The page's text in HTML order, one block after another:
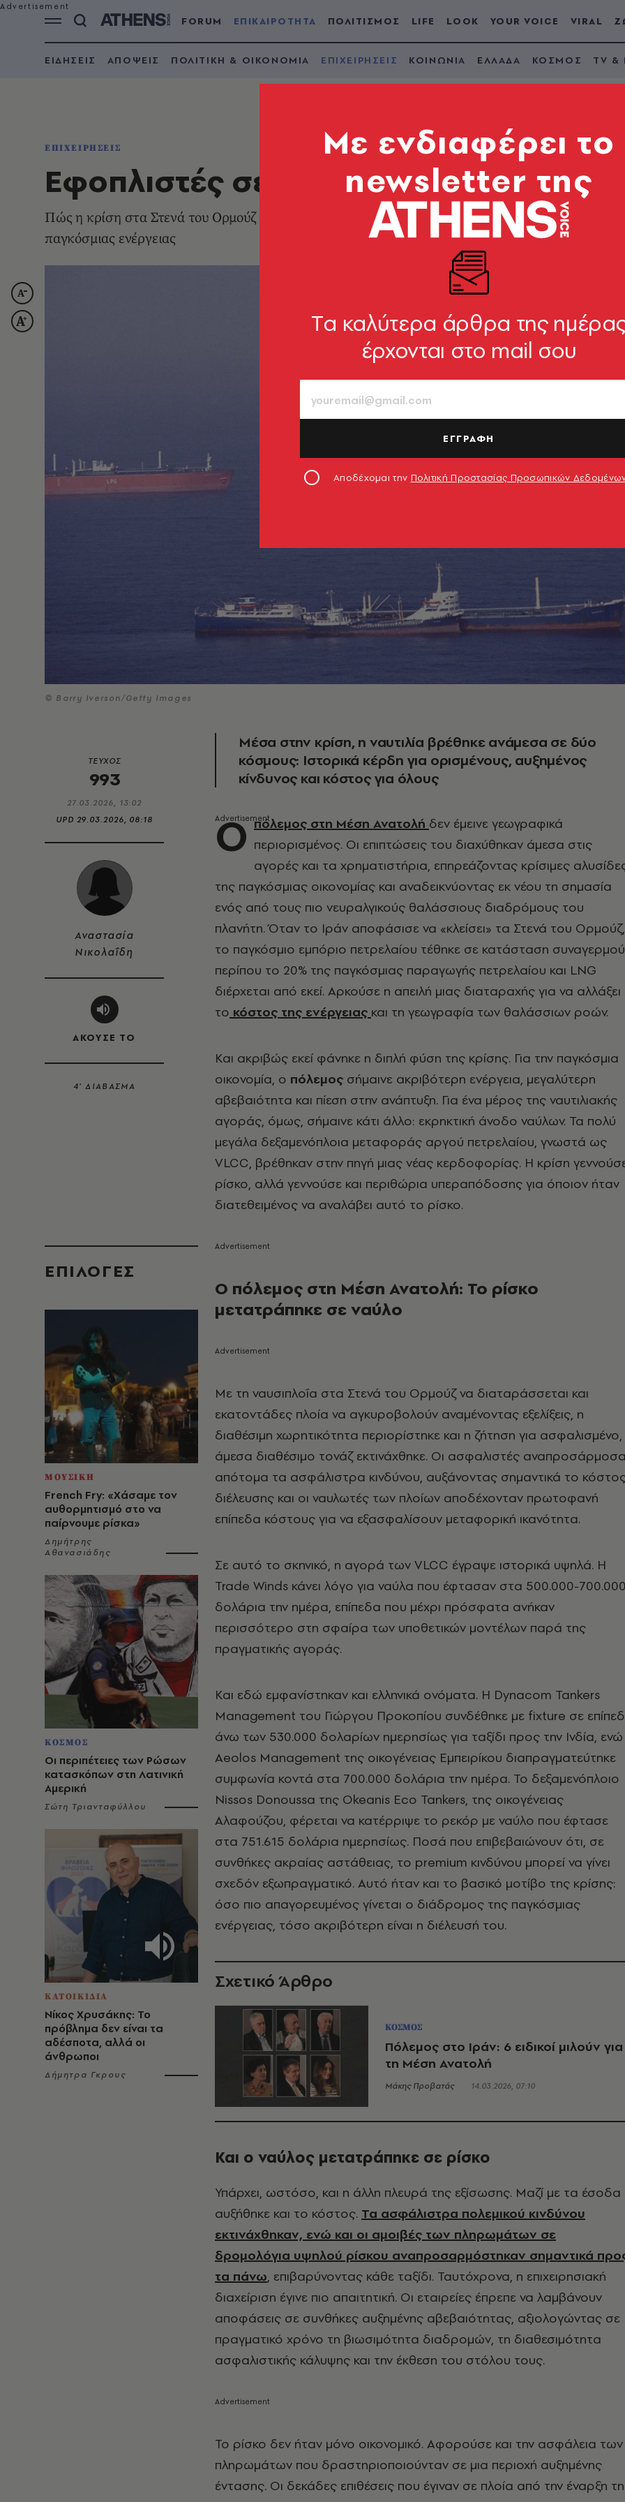
FORUM ΕΠΙΚΑΙΡΟΤΗΤΑ ΠΟΛΙΤΙΣΜΟΣ LIFE LOOK YOUR VOICE VIRAL
ΕΙΔΗΣΕΙΣ ΑΠΟΨΕΙΣ ΠΟΛΙΤΙΚΗ & ΟΙΚΟΝΟΜΙΑ ΕΠΙΧΕΙΡΗΣΕΙΣ ΚΟΙΝΩΝΙΑ ΕΛΛΑΔΑ ΚΟΣΜΟΣ TV &
ΕΠΙΧΕΙΡΗΣΕΙΣ
Εφοπλιστές σε εμπόλεμη ζώνη
Πώς η κρίση στα Στενά του Ορμούζ εκτόξευσε τους ναύλους, αύξησε το ρίσκο και επαναχάραξε
παγκόσμιας ενέργειας
© Barry Iverson/Getty Images
ΤΕΥΧΟΣ
993
27.03.2026, 13:02
UPD 29.03.2026, 08:18
Αναστασία
Νικολαΐδη
ΑΚΟΥΣΕ ΤΟ
4’ ΔΙΑΒΑΣΜΑ
EΠΙΛΟΓΈΣ
ΜΟΥΣΙΚΗ
French Fry: «Χάσαμε τον
αυθορμητισμό στο να
παίρνουμε ρίσκα»
Δημήτρης
Αθανασιάδης
ΚΟΣΜΟΣ
Οι περιπέτειες των Ρώσων
κατασκόπων στη Λατινική
Αμερική
Σώτη Τριανταφύλλου
ΚΑΤΟΙΚΙΔΙΑ
Νίκος Χρυσάκης: Το
πρόβλημα δεν είναι τα
αδέσποτα, αλλά οι
άνθρωποι
Δήμητρα Γκρους
Μέσα στην κρίση, η ναυτιλία βρέθηκε ανάμεσα σε δύο
κόσμους: Ιστορικά κέρδη για ορισμένους, αυξημένος
κίνδυνος και κόστος για όλους
Ο πόλεμος στη Μέση Ανατολή δεν έμεινε γεωγραφικά
περιορισμένος. Οι επιπτώσεις του διαχύθηκαν άμεσα στις
αγορές και τα χρηματιστήρια, επηρεάζοντας κρίσιμες
της παγκόσμιας οικονομίας και αναδεικνύοντας εκ νέου τη σημασία
ενός από τους πιο νευραλγικούς θαλάσσιους διαδρόμους του
πλανήτη. Όταν το Ιράν αποφάσισε να «κλείσει» τα Στενά του Ορμούζ,
το παγκόσμιο εμπόριο πετρελαίου τέθηκε σε κατάσταση
περίπου το 20% της παγκόσμιας παραγωγής πετρελαίου και LNG
διέρχεται από εκεί. Αρκούσε η απειλή μιας διαταραχής για να αλλάξει
το κόστος της ενέργειας και τη γεωγραφία των θαλάσσιων ροών.
Και ακριβώς εκεί φάνηκε η διπλή φύση της κρίσης. Για την παγκόσμια
οικονομία, ο πόλεμος σήμαινε ακριβότερη ενέργεια, μεγαλύτερη
αβεβαιότητα και πίεση στην ανάπτυξη. Για ένα μέρος της ναυτιλιακής
αγοράς, όμως, σήμαινε κάτι άλλο: εκρηκτική άνοδο ναύλων. Τα πολύ
μεγάλα δεξαμενόπλοια μεταφοράς αργού πετρελαίου, γνωστά ως
VLCC, βρέθηκαν στην πηγή μιας νέας κερδοφορίας. Η κρίση
ρίσκο, αλλά γεννούσε και περιθώρια υπεραπόδοσης για όποιον ήταν
διατεθειμένος να αναλάβει αυτό το ρίσκο.
Ο πόλεμος στη Μέση Ανατολή: Το ρίσκο
μετατράπηκε σε ναύλο
Με τη ναυσιπλοΐα στα Στενά του Ορμούζ να διαταράσσεται και
εκατοντάδες πλοία να αγκυροβολούν αναμένοντας εξελίξεις, η
διαθέσιμη χωρητικότητα περιορίστηκε και η ζήτηση για ασφαλισμένο,
άμεσα διαθέσιμο τονάζ εκτινάχθηκε. Οι ασφαλιστές
απότομα τα ασφάλιστρα κινδύνου, αυξάνοντας σημαντικά το
διέλευσης και οι ναυλωτές των πλοίων αποδέχονταν πρωτοφανή
επίπεδα κόστους για να εξασφαλίσουν μεταφορική ικανότητα.
Σε αυτό το σκηνικό, η αγορά των VLCC έγραψε ιστορικά υψηλά. Η
Trade Winds κάνει λόγο για ναύλα που έφτασαν στα 500.000-
δολάρια την ημέρα, επίπεδα που μέχρι πρόσφατα ανήκαν
περισσότερο στη σφαίρα των υποθετικών μοντέλων παρά της
πραγματικής αγοράς.
Και εδώ εμφανίστηκαν και ελληνικά ονόματα. Η Dynacom Tankers
Management του Γιώργου Προκοπίου συνδέθηκε με fixture σε
άνω των 530.000 δολαρίων ημερησίως για ταξίδι προς την Ινδία,
Aeolos Management της οικογένειας Εμπειρίκου διαπραγματεύτηκε
συμφωνία κοντά στα 700.000 δολάρια την ημέρα. Το δεξαμενόπλοιο
Nissos Donoussa της Okeanis Eco Tankers, της οικογένειας
Αλαφούζου, φέρεται να κατέρριψε το ρεκόρ με ναύλο που έφτασε
στα 751.615 δολάρια ημερησίως. Ποσά που επιβεβαιώνουν ότι, σε
συνθήκες ακραίας αστάθειας, το premium κινδύνου μπορεί να γίνει
σχεδόν εξωπραγματικό. Αυτό ήταν και το βασικό μοτίβο της κρίσης:
όσο πιο απαγορευμένος γίνεται ο διάδρομος της παγκόσμιας
ενέργειας, τόσο ακριβότερη είναι η διέλευσή του.
Σχετικό Άρθρο
ΚΟΣΜΟΣ
Πόλεμος στο Ιράν: 6 ειδικοί μιλούν για
τη Μέση Ανατολή
Μάκης Προβατάς 14.03.2026, 07:10
Και ο ναύλος μετατράπηκε σε ρίσκο
Υπάρχει, ωστόσο, και η άλλη πλευρά της εξίσωσης. Μαζί με τα έσοδα
αυξήθηκε και το κόστος. Τα ασφάλιστρα πολεμικού κινδύνου
εκτινάχθηκαν, ενώ και οι αμοιβές των πληρωμάτων σε
δρομολόγια υψηλού ρίσκου αναπροσαρμόστηκαν σημαντικά
τα πάνω, επιβαρύνοντας κάθε ταξίδι. Ταυτόχρονα, η επιχειρησιακή
διαχείριση έγινε πιο απαιτητική. Οι εταιρείες έπρεπε να λαμβάνουν
αποφάσεις σε συνθήκες αυξημένης αβεβαιότητας, αξιολογώντας σε
πραγματικό χρόνο τη βιωσιμότητα διαδρομών, τη διαθεσιμότητα
ασφαλιστικής κάλυψης και την έκθεση του στόλου τους.
Το ρίσκο δεν ήταν μόνο οικονομικό. Αφορούσε και την ασφάλεια των
πληρωμάτων που δραστηριοποιούνταν σε μια περιοχή αυξημένης
έντασης. Οι δεκάδες επιθέσεις που έγιναν σε πλοία από την έναρξη
Mε ενδιαφέρει το
newsletter της
Tα καλύτερα άρθρα της
έρχονται στο mail σου
ΕΓΓΡΑΦΗ
Αποδέχομαι την Πολιτική Προστασίας Προσωπικών